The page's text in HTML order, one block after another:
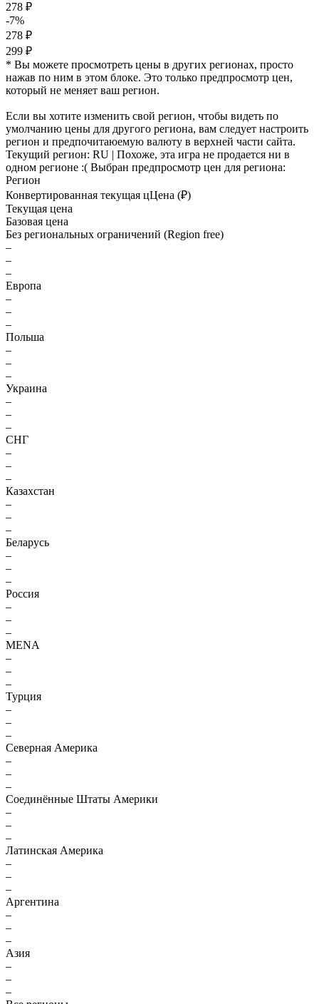
278 ₽
-7%
278 ₽
299 ₽
* Вы можете просмотреть цены в других регионах, просто
нажав по ним в этом блоке. Это только предпросмотр цен,
который не меняет ваш регион.
Если вы хотите изменить свой регион, чтобы видеть по
умолчанию цены для другого региона, вам следует настроить
регион и предпочитаюемую валюту в верхней части сайта.
Текущий регион: RU | Похоже, эта игра не продается ни в
одном регионе :( Выбран предпросмотр цен для региона:
Регион
Конвертированная текущая цЦена (₽)
Текущая цена
Базовая цена
Без региональных ограничений (Region free)
–
–
–
Европа
–
–
–
Польша
–
–
–
Украина
–
–
–
СНГ
–
–
–
Казахстан
–
–
–
Беларусь
–
–
–
Россия
–
–
–
MENA
–
–
–
Турция
–
–
–
Северная Америка
–
–
–
Соединённые Штаты Америки
–
–
–
Латинская Америка
–
–
–
Аргентина
–
–
–
Азия
–
–
–